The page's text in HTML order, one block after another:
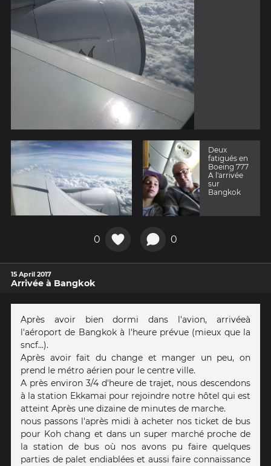
Deux
fatigués en
Boeing 777
A l'arrivée
sur
Bangkok
0 0
15 April 2017
Arrivée à Bangkok
Après avoir bien dormi dans l'avion, arrivéeà
l'aéroport de Bangkok à l'heure prévue (mieux que la
sncf...).
Après avoir fait du change et manger un peu, on
prend le métro aérien pour le centre ville.
A près environ 3/4 d'heure de trajet, nous descendons
à la station Ekkamai pour rejoindre notre hôtel qui est
atteint Après une dizaine de minutes de marche.
nous passons l'après midi à acheter nos ticket de bus
pour Koh chang et dans un super marché proche de
la station de bus où nos avons pu faire quelques
parties de palet endiablées et aussi faire connaissance